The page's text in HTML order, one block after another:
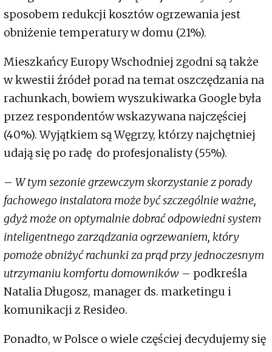
sposobem redukcji kosztów ogrzewania jest
obniżenie temperatury w domu (21%).
Mieszkańcy Europy Wschodniej zgodni są także
w kwestii źródeł porad na temat oszczędzania na
rachunkach, bowiem wyszukiwarka Google była
przez respondentów wskazywana najczęściej
(40%). Wyjątkiem są Węgrzy, którzy najchętniej
udają się po radę do profesjonalisty (55%).
– W tym sezonie grzewczym skorzystanie z porady
fachowego instalatora może być szczególnie ważne,
gdyż może on optymalnie dobrać odpowiedni system
inteligentnego zarządzania ogrzewaniem, który
pomoże obniżyć rachunki za prąd przy jednoczesnym
utrzymaniu komfortu domowników – podkreśla
Natalia Długosz, manager ds. marketingu i
komunikacji z Resideo.
Ponadto, w Polsce o wiele częściej decydujemy się